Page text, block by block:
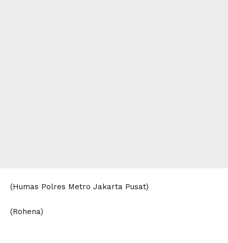
(Humas Polres Metro Jakarta Pusat)
(Rohena)